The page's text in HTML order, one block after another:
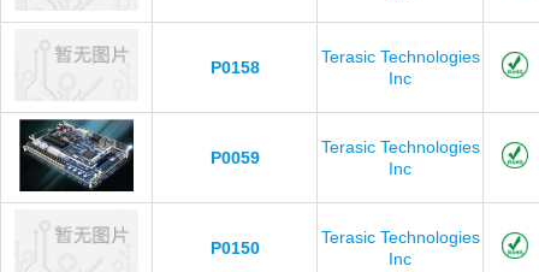
P0158
Terasic Technologies
Inc
P0059
Terasic Technologies
Inc
P0150
Terasic Technologies
Inc